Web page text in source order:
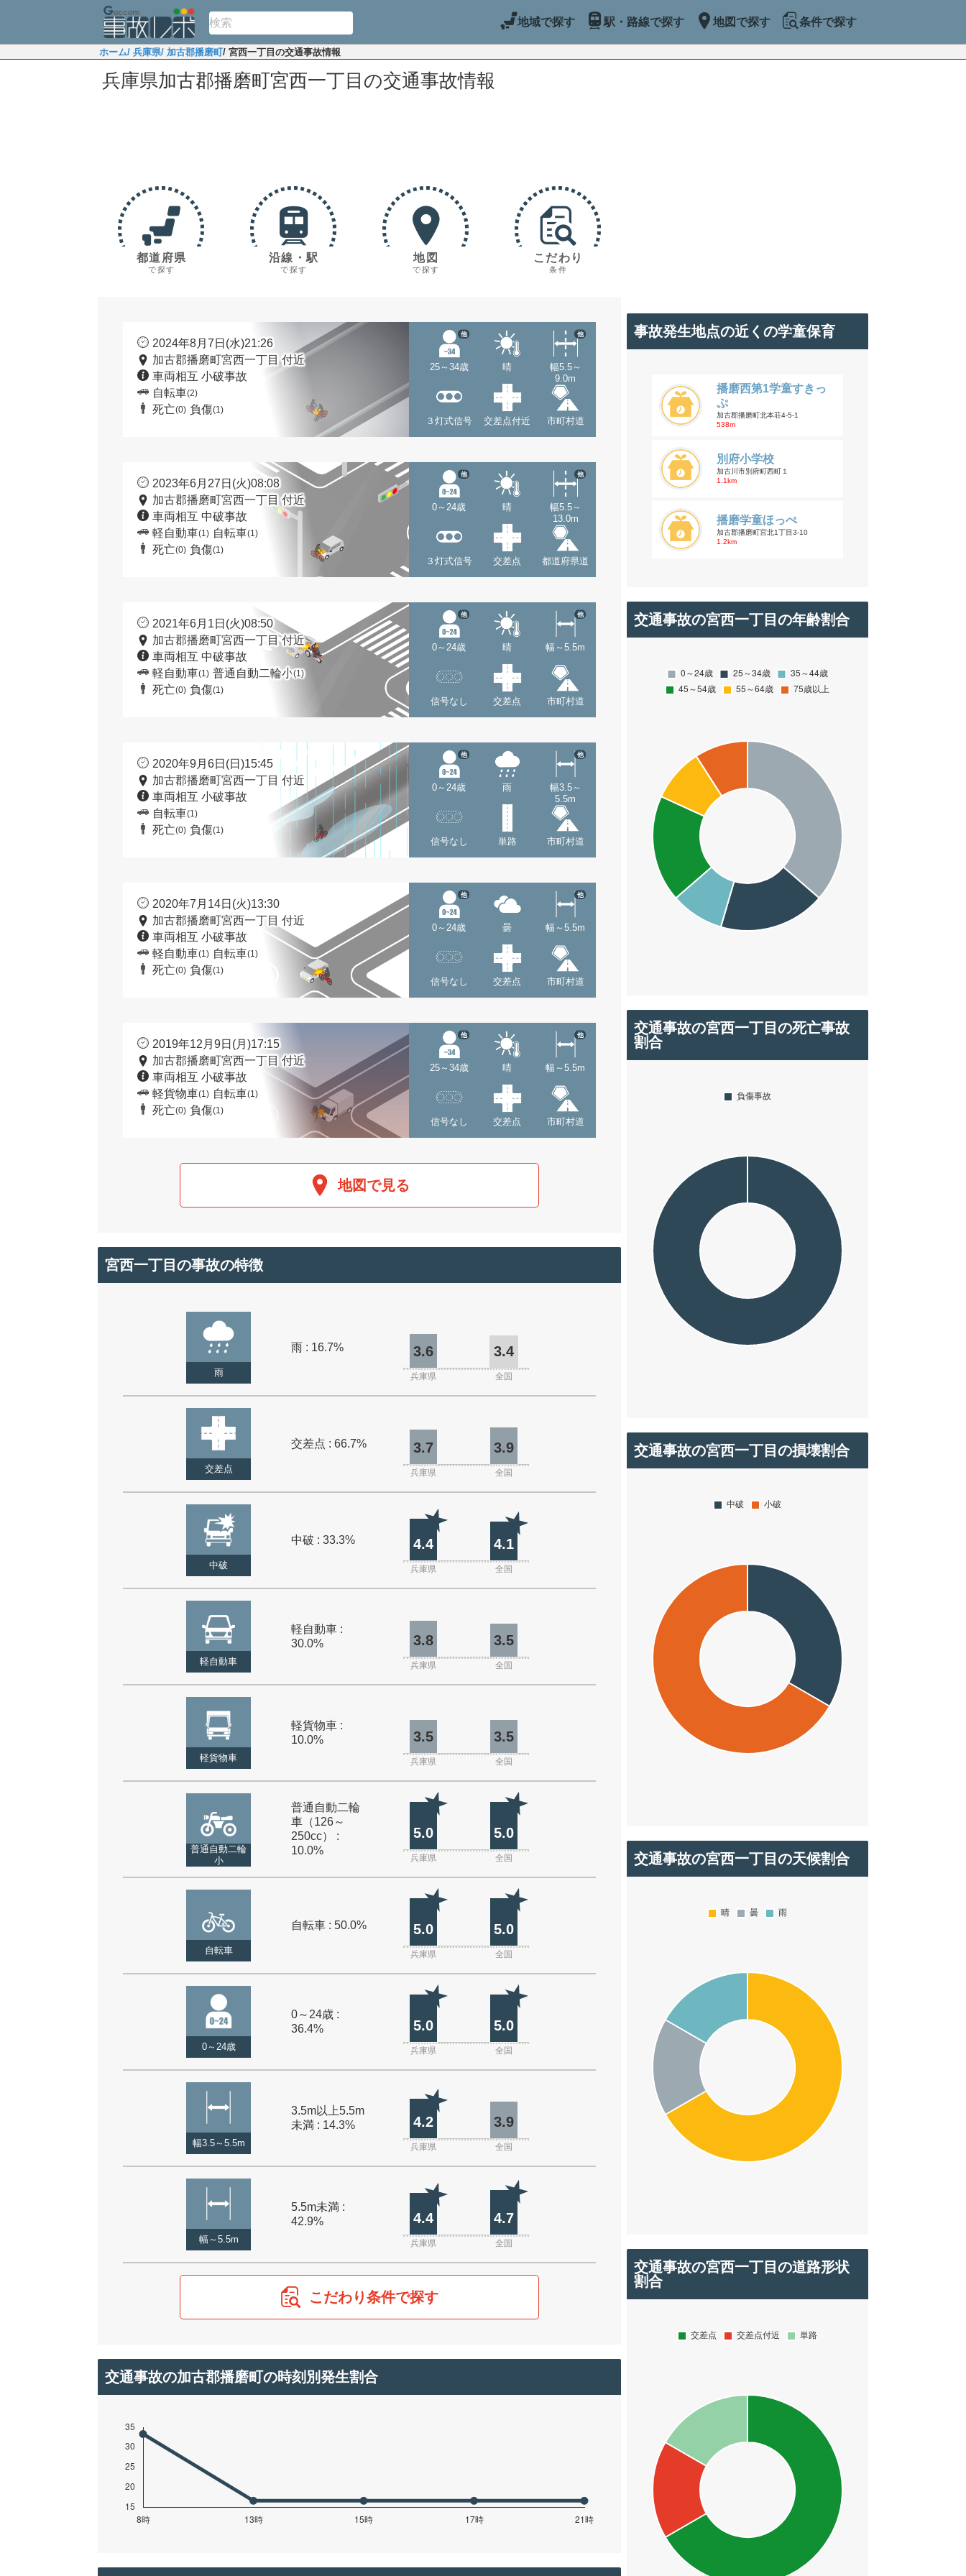
地域で探す 駅・路線で探す 地図で探す 条件で探す
ホーム/ 兵庫県/ 加古郡播磨町/ 宮西一丁目の交通事故情報
兵庫県加古郡播磨町宮西一丁目の交通事故情報
都道府県
で探す
沿線・駅
で探す
地図
で探す
こだわり
条件
2024年8月7日(水)21:26
加古郡播磨町宮西一丁目 付近
車両相互 小破事故
自転車(2)
死亡(0) 負傷(1)
25～34歳
他
晴
幅5.5～
9.0m
他
３灯式信号 交差点付近 市町村道
2023年6月27日(火)08:08
加古郡播磨町宮西一丁目 付近
車両相互 中破事故
軽自動車(1) 自転車(1)
死亡(0) 負傷(1)
0～24歳
他
晴
幅5.5～
13.0m
他
３灯式信号 交差点 都道府県道
2021年6月1日(火)08:50
加古郡播磨町宮西一丁目 付近
車両相互 中破事故
軽自動車(1) 普通自動二輪小(1)
死亡(0) 負傷(1)
0～24歳
他
晴 幅～5.5m
他
信号なし 交差点 市町村道
2020年9月6日(日)15:45
加古郡播磨町宮西一丁目 付近
車両相互 小破事故
自転車(1)
死亡(0) 負傷(1)
0～24歳
他
雨
幅3.5～
5.5m
他
信号なし 単路 市町村道
2020年7月14日(火)13:30
加古郡播磨町宮西一丁目 付近
車両相互 小破事故
軽自動車(1) 自転車(1)
死亡(0) 負傷(1)
0～24歳
他
曇 幅～5.5m
他
信号なし 交差点 市町村道
2019年12月9日(月)17:15
加古郡播磨町宮西一丁目 付近
車両相互 小破事故
軽貨物車(1) 自転車(1)
死亡(0) 負傷(1)
25～34歳
他
晴 幅～5.5m
他
信号なし 交差点 市町村道
地図で見る
宮西一丁目の事故の特徴
雨
雨 : 16.7% 3.6 3.4
兵庫県 全国
交差点
交差点 : 66.7% 3.7 3.9
兵庫県 全国
中破
中破 : 33.3% 4.4 4.1
兵庫県 全国
軽自動車
軽自動車 :
30.0%
3.8 3.5
兵庫県 全国
軽貨物車
軽貨物車 :
10.0%
3.5 3.5
兵庫県 全国
普通自動二輪
小
普通自動二輪
車（126～
250cc） :
10.0%
5.0 5.0
兵庫県 全国
自転車
自転車 : 50.0% 5.0 5.0
兵庫県 全国
0～24歳
0～24歳 :
36.4%
5.0 5.0
兵庫県 全国
幅3.5～5.5m
3.5m以上5.5m
未満 : 14.3%
4.2 3.9
兵庫県 全国
幅～5.5m
5.5m未満 :
42.9%
4.4 4.7
兵庫県 全国
こだわり条件で探す
交通事故の加古郡播磨町の時刻別発生割合
事故発生地点の近くの学童保育
播磨西第1学童すきっ
ぷ
加古郡播磨町北本荘4-5-1
538m
別府小学校
加古川市別府町西町１
1.1km
播磨学童ほっぺ
加古郡播磨町宮北1丁目3-10
1.2km
交通事故の宮西一丁目の年齢割合
交通事故の宮西一丁目の死亡事故
割合
交通事故の宮西一丁目の損壊割合
交通事故の宮西一丁目の天候割合
交通事故の宮西一丁目の道路形状
割合